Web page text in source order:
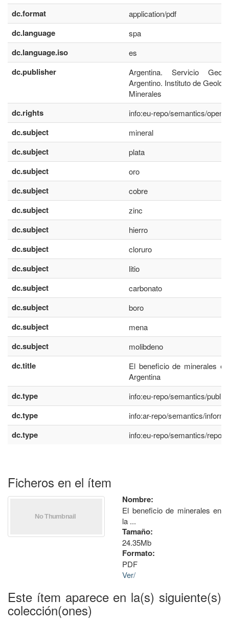
dc.format application/pdf
dc.language spa
dc.language.iso es
dc.publisher
Argentina. Servicio
Argentino. Instituto de
Minerales
dc.rights info:eu-repo/semantics/
dc.subject mineral
dc.subject plata
dc.subject oro
dc.subject cobre
dc.subject zinc
dc.subject hierro
dc.subject cloruro
dc.subject litio
dc.subject carbonato
dc.subject boro
dc.subject mena
dc.subject molibdeno
dc.title
El beneficio de minerales
Argentina
dc.type info:eu-repo/semantics/
dc.type info:ar-repo/semantics/
dc.type info:eu-repo/semantics/report
Ficheros en el ítem
Nombre:
El beneficio de minerales en
la ...
Tamaño:
24.35Mb
Formato:
PDF
Ver/
Este ítem aparece en la(s) siguiente(s)
colección(ones)